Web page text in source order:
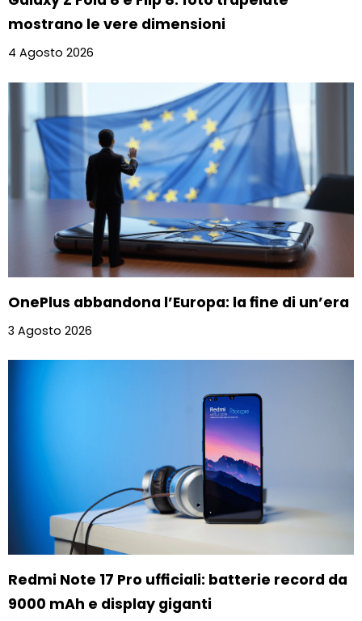
mostrano le vere dimensioni
4 Agosto 2026
OnePlus abbandona l’Europa: la fine di un’era
3 Agosto 2026
Redmi Note 17 Pro ufficiali: batterie record da
9000 mAh e display giganti